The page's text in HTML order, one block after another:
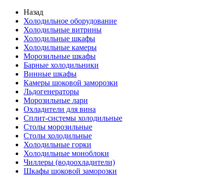
Назад
Холодильное оборудование
Холодильные витрины
Холодильные шкафы
Холодильные камеры
Морозильные шкафы
Барные холодильники
Винные шкафы
Камеры шоковой заморозки
Льдогенераторы
Морозильные лари
Охладители для вина
Сплит-системы холодильные
Столы морозильные
Столы холодильные
Холодильные горки
Холодильные моноблоки
Чиллеры (водоохладители)
Шкафы шоковой заморозки